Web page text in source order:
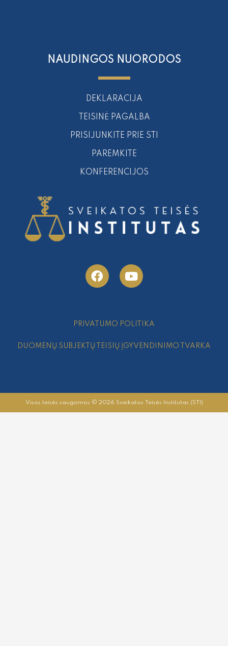
NAUDINGOS NUORODOS
DEKLARACIJA
TEISINĖ PAGALBA
PRISIJUNKITE PRIE STI
PAREMKITE
KONFERENCIJOS
a
c
o
o
k
o
u
b
e
PRIVATUMO POLITIKA
DUOMENŲ SUBJEKTŲ TEISIŲ ĮGYVENDINIMO TVARKA
Visos teisės saugomos © 2026 Sveikatos Teisės Institutas (STI)